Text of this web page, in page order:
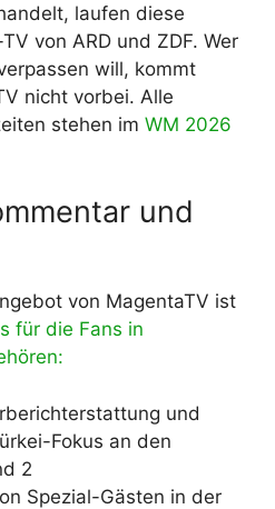
laufen diese
von ARD und ZDF. Wer
will, kommt
nicht vorbei. Alle
stehen im WM 2026
und
von MagentaTV ist
für die Fans in
und
Fokus an den
2
Spezial-Gästen in der